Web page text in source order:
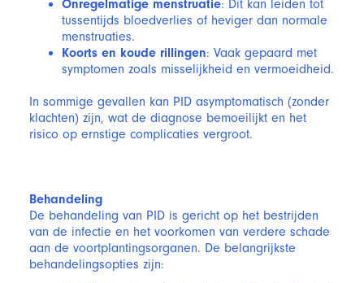
Onregelmatige menstruatie: Dit kan leiden tot
tussentijds bloedverlies of heviger dan normale
menstruaties.
Koorts en koude rillingen: Vaak gepaard met
symptomen zoals misselijkheid en vermoeidheid.
In sommige gevallen kan PID asymptomatisch (zonder
klachten) zijn, wat de diagnose bemoeilijkt en het
risico op ernstige complicaties vergroot.
Behandeling
De behandeling van PID is gericht op het bestrijden
van de infectie en het voorkomen van verdere schade
aan de voortplantingsorganen. De belangrijkste
behandelingsopties zijn: